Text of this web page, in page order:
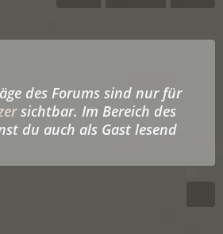
des Forums sind nur für
sichtbar. Im Bereich des
du auch als Gast lesend